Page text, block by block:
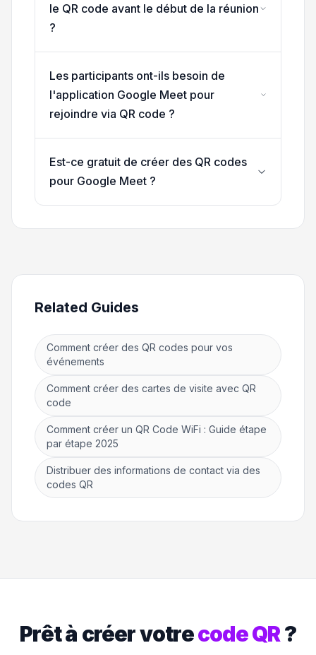
le QR code avant le début de la réunion
?
Les participants ont-ils besoin de
l'application Google Meet pour
rejoindre via QR code ?
Est-ce gratuit de créer des QR codes
pour Google Meet ?
Related Guides
Comment créer des QR codes pour vos
événements
Comment créer des cartes de visite avec QR
code
Comment créer un QR Code WiFi : Guide étape
par étape 2025
Distribuer des informations de contact via des
codes QR
Prêt à créer votrecode QR?